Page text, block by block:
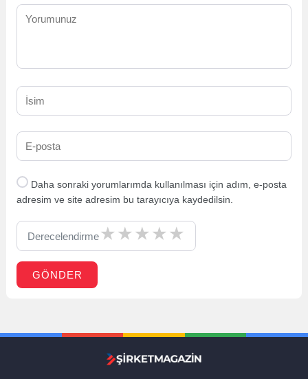
Daha sonraki yorumlarımda kullanılması için adım, e-posta
adresim ve site adresim bu tarayıcıya kaydedilsin.
Derecelendirme
GÖNDER